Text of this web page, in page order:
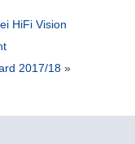
HiFi Vision
2017/18 »